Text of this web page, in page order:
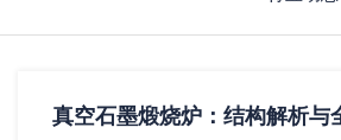
真空石墨煅烧炉：结构解析与